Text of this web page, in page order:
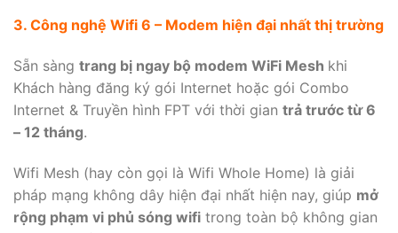
3. Công nghệ Wifi 6 – Modem hiện đại nhất thị trường
Sẵn sàng trang bị ngay bộ modem WiFi Mesh khi
Khách hàng đăng ký gói Internet hoặc gói Combo
Internet & Truyền hình FPT với thời gian trả trước từ 6
– 12 tháng.
Wifi Mesh (hay còn gọi là Wifi Whole Home) là giải
pháp mạng không dây hiện đại nhất hiện nay, giúp mở
rộng phạm vi phủ sóng wifi trong toàn bộ không gian